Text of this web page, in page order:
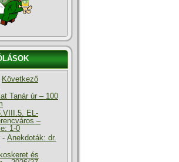
Következő
Tanár úr – 100
EL-
–
1-0
- Anekdoták: dr.
és